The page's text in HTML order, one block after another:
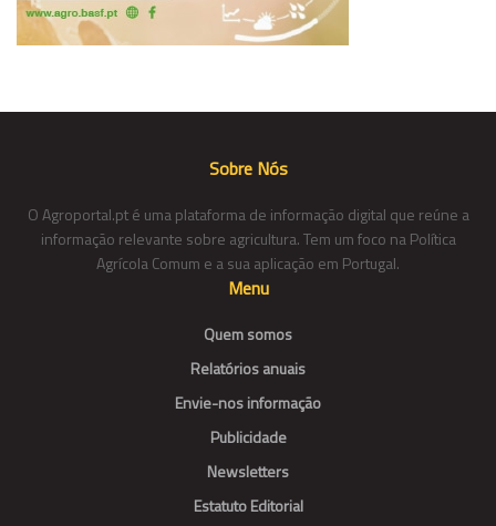
Sobre Nós
O Agroportal.pt é uma plataforma de informação digital que reúne a
informação relevante sobre agricultura. Tem um foco na Política
Agrícola Comum e a sua aplicação em Portugal.
Menu
Quem somos
Relatórios anuais
Envie-nos informação
Publicidade
Newsletters
Estatuto Editorial